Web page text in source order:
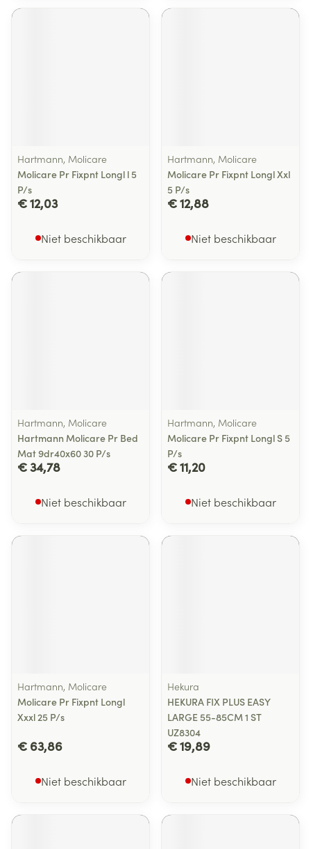
Hartmann, Molicare
Molicare Pr Fixpnt Longl l 5
P/s
€ 12,03
Niet beschikbaar
Hartmann, Molicare
Molicare Pr Fixpnt Longl Xxl
5 P/s
€ 12,88
Niet beschikbaar
Hartmann, Molicare
Hartmann Molicare Pr Bed
Mat 9dr40x60 30 P/s
€ 34,78
Niet beschikbaar
Hartmann, Molicare
Molicare Pr Fixpnt Longl S 5
P/s
€ 11,20
Niet beschikbaar
Hartmann, Molicare
Molicare Pr Fixpnt Longl
Xxxl 25 P/s
€ 63,86
Niet beschikbaar
Hekura
HEKURA FIX PLUS EASY
LARGE 55-85CM 1 ST
UZ8304
€ 19,89
Niet beschikbaar